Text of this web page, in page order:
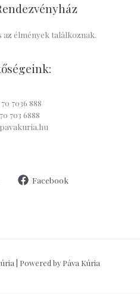
az élmények találkoznak.
7036 888
703 6888
Facebook
| Powered by Páva Kúria